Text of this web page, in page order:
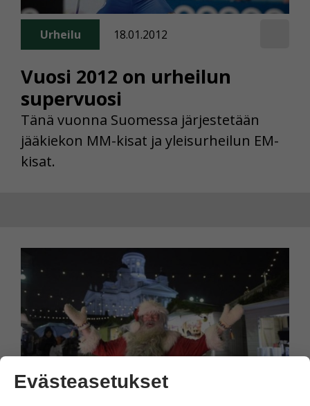
Vuosi 2012 on urheilun
supervuosi
Urheilu 18.01.2012
Tänä vuonna Suomessa järjestetään
jääkiekon MM-kisat ja yleisurheilun EM-
kisat.
Evästeasetukset